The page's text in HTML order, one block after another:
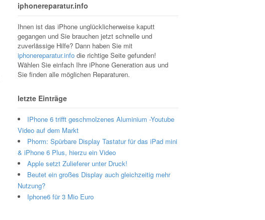
iphonereparatur.info
Ihnen ist das iPhone unglücklicherweise kaputt
gegangen und Sie brauchen jetzt schnelle und
zuverlässige Hilfe? Dann haben Sie mit
iphonereparatur.infodie richtige Seite gefunden!
Wählen Sie einfach Ihre iPhone Generation aus und
Sie finden alle möglichen Reparaturen.
letzte Einträge
IPhone 6 trifft geschmolzenes Aluminium -Youtube
Video auf dem Markt
Phorm: Spürbare Display Tastatur für das iPad mini
& iPhone 6 Plus, hierzu ein Video
Apple setzt Zulieferer unter Druck!
Beutet ein großes Display auch gleichzeitig mehr
Nutzung?
Iphone6 für 3 Mio Euro